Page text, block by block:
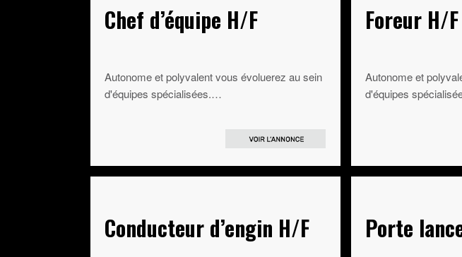
Chef d’équipe H/F
Autonome et polyvalent vous évoluerez au sein
d'équipes spécialisées.…
Foreur H/F
Autonome et
d'équipes
Conducteur d’engin H/F Porte